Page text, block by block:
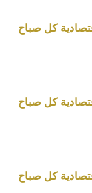
كل صباح
كل صباح
كل صباح